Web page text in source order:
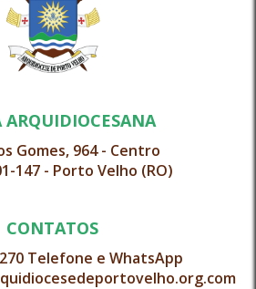
ARQUIDIOCESANA
Gomes, 964 - Centro
147 - Porto Velho (RO)
CONTATOS
Telefone e WhatsApp